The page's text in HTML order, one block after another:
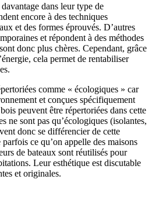
dans leur type de
encore à des techniques
et des formes éprouvés. D’autres
et répondent à des méthodes
donc plus chères. Cependant, grâce
cela permet de rentabiliser
comme « écologiques » car
et conçues spécifiquement
peuvent être répertoriées dans cette
ne sont pas qu’écologiques (isolantes,
donc se différencier de cette
ce qu’on appelle des maisons
de bateaux sont réutilisés pour
Leur esthétique est discutable
et originales.